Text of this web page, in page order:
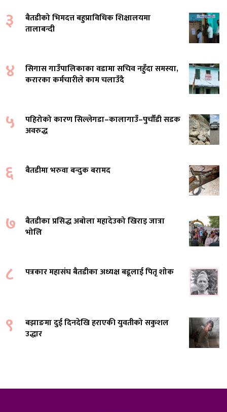
३
बैतडीको भिमदत्त बहुप्राविधिक शिक्षालयमा
तालाबन्दी
४
सिगास गाउँपालिकाका वडामा सचिव नहुँदा समस्या,
करारका कर्मचारीले काम चलाउँदै
५
पहिरोको कारण सिल्लेगडा–कालागाउँ–पुर्चौंडी सडक
अवरुद्ध
६ बैतडीमा भरुवा बन्दुक बरामद
७
बैतडीका प्रसिद्ध अबोला महादेउको खिराइ जात्रा
भोलि
८ पत्रकार महासंघ बैतडीका अध्यक्ष बडूलाई पितृ शोक
९
बझाङमा दुई दिनदेखि हराएकी युवतीको सकुशल
उद्धार